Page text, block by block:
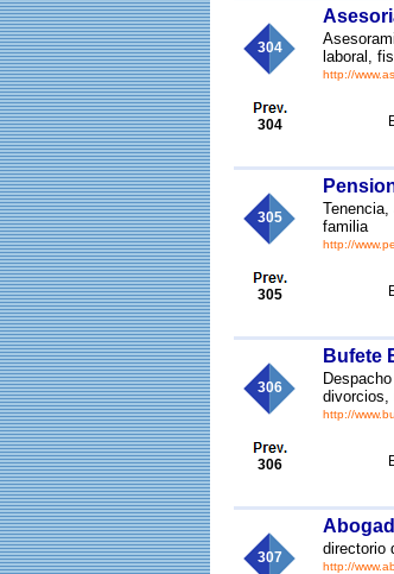
304
304
laboral,
http://
305
305
familia
http://
306
306
Bufete
divorcios,
http://
307 directorio
http://